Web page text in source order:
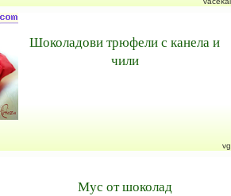
Шоколадови трюфели с канела и
чили
vg
Мус от шоколад